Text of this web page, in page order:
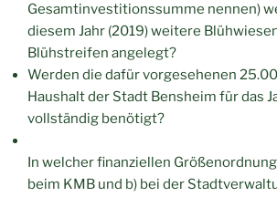
Gesamtinvestitionssumme nennen)
diesem Jahr (2019) weitere
Blühstreifen angelegt?
Werden die dafür vorgesehenen
Haushalt der Stadt Bensheim für das
vollständig benötigt?
In welcher finanziellen
beim KMB und b) bei der